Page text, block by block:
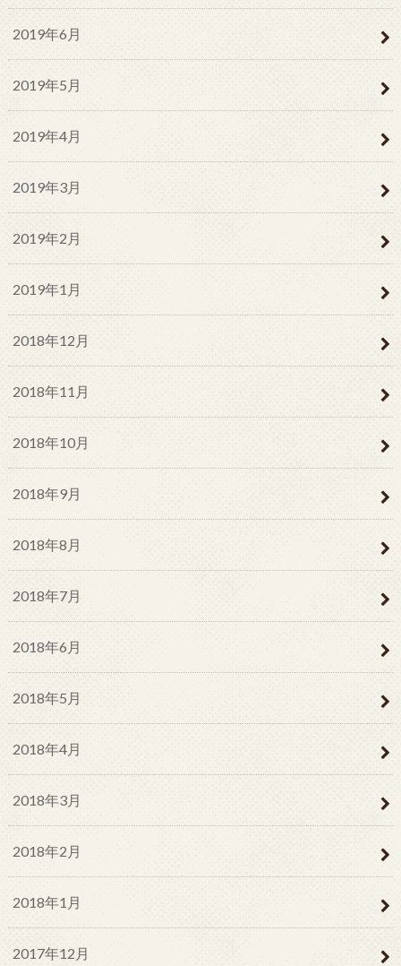
2019年6月
2019年5月
2019年4月
2019年3月
2019年2月
2019年1月
2018年12月
2018年11月
2018年10月
2018年9月
2018年8月
2018年7月
2018年6月
2018年5月
2018年4月
2018年3月
2018年2月
2018年1月
2017年12月